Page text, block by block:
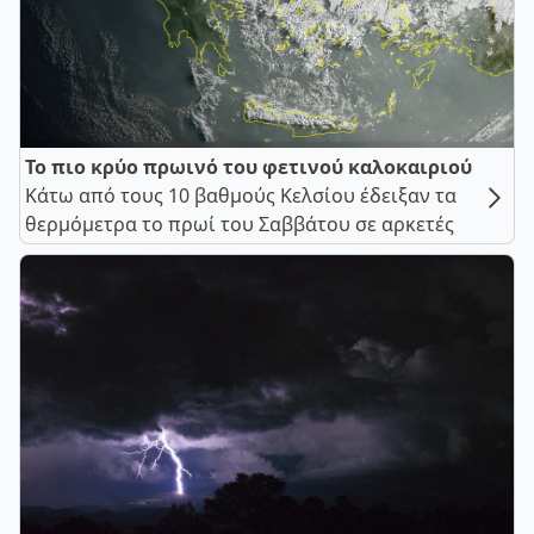
Το πιο κρύο πρωινό του φετινού καλοκαιριού
Κάτω από τους 10 βαθμούς Κελσίου έδειξαν τα
θερμόμετρα το πρωί του Σαββάτου σε αρκετές